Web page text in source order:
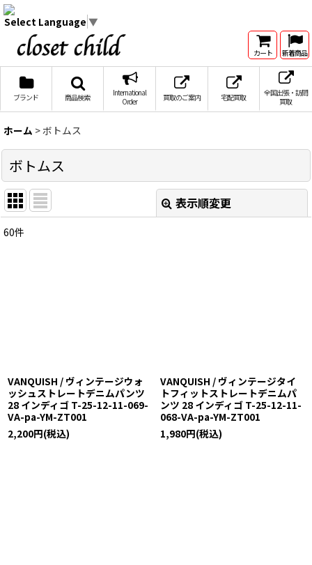
Select Language ▼
カート 新着商品
ブランド 商品検索
International
Order
買取のご案内 宅配買取
全国出張・訪問
買取
ホーム >ボトムス
ボトムス
表示順変更
60件
VANQUISH / ヴィンテージウォ
ッシュストレートデニムパンツ
28 インディゴ T-25-12-11-069-
VA-pa-YM-ZT001
2,200円(税込)
VANQUISH / ヴィンテージタイ
トフィットストレートデニムパ
ンツ 28 インディゴ T-25-12-11-
068-VA-pa-YM-ZT001
1,980円(税込)